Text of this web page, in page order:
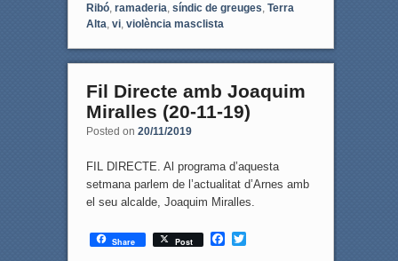
Ribó, ramaderia, síndic de greuges, Terra
Alta, vi, violència masclista
Fil Directe amb Joaquim
Miralles (20-11-19)
Posted on 20/11/2019
FIL DIRECTE. Al programa d’aquesta
setmana parlem de l’actualitat d’Arnes amb
el seu alcalde, Joaquim Miralles.
Share Post
F
T